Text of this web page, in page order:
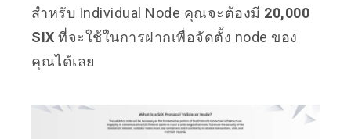
สำหรับ Individual Node คุณจะต้องมี 20,000
SIX ที่จะใช้ในการฝากเพื่อจัดตั้ง node ของ
คุณได้เลย